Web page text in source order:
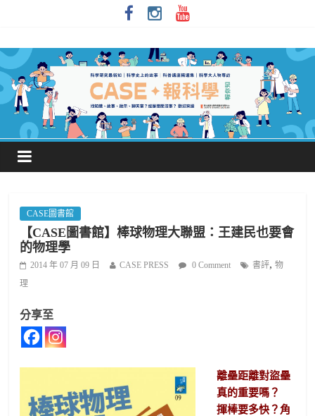
CASE圖書館
【CASE圖書館】棒球物理大聯盟：王建民也要會
的物理學
2014 年 07 月 09 日 CASE PRESS 0 Comment 書評,物
理
分享至
離壘距離對盜壘
真的重要嗎？
揮棒要多快？角